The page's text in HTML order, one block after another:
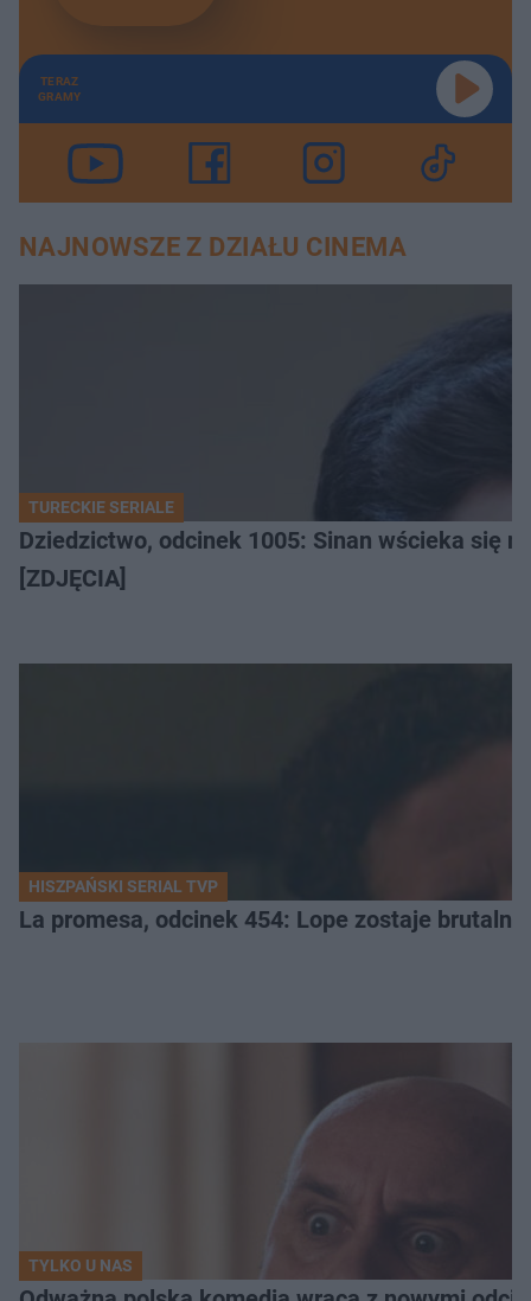
TERAZ
GRAMY
NAJNOWSZE Z DZIAŁU CINEMA
TURECKIE SERIALE
Dziedzictwo, odcinek 1005: Sinan wścieka się
[ZDJĘCIA]
HISZPAŃSKI SERIAL TVP
La promesa, odcinek 454: Lope zostaje
TYLKO U NAS